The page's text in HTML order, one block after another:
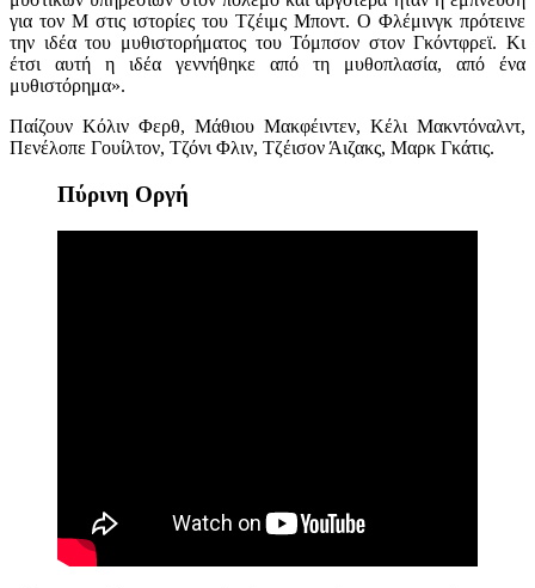
για τον Μ στις ιστορίες του Τζέιμς Μποντ. Ο Φλέμινγκ πρότεινε
την ιδέα του μυθιστορήματος του Τόμπσον στον Γκόντφρεϊ. Κι
έτσι αυτή η ιδέα γεννήθηκε από τη μυθοπλασία, από ένα
μυθιστόρημα».
Παίζουν Κόλιν Φερθ, Μάθιου Μακφέιντεν, Κέλι Μακντόναλντ,
Πενέλοπε Γουίλτον, Τζόνι Φλιν, Τζέισον Άιζακς, Μαρκ Γκάτις.
Πύρινη Οργή